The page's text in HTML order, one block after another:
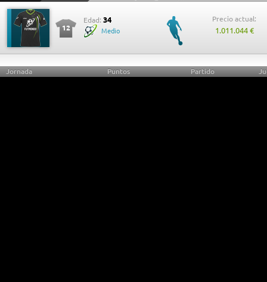
12
Edad: 34
Medio
Precio actual:
1.011.044 €
Jornada Puntos Partido